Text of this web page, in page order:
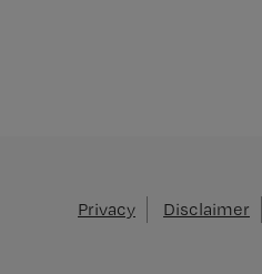
Privacy Disclaimer